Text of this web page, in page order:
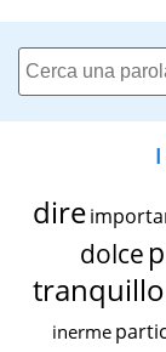
dire
dolce
tranquillo
inerme